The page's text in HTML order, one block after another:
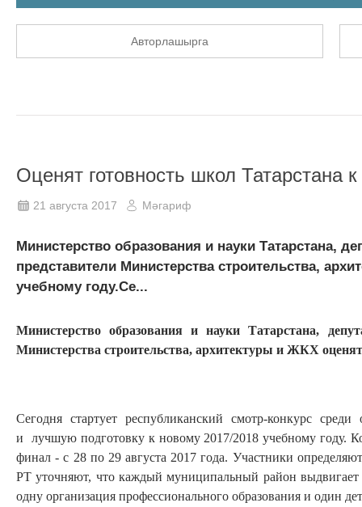
Авторлашырга
Оценят готовность школ Татарстана
21 августа 2017 Мәгариф
Министерство образования и науки Татарстана,
представители Министерства строительства,
учебному году.Се...
Министерство образования и науки Татарстана,
Министерства строительства, архитектуры и ЖКХ
Сегодня стартует республиканский смотр-конкурс
и лучшую подготовку к новому 2017/2018 учебному году.
финал - с 28 по 29 августа 2017 года. Участники
РТ уточняют, что каждый муниципальный район выдвигает
одну организация профессионального образования и один